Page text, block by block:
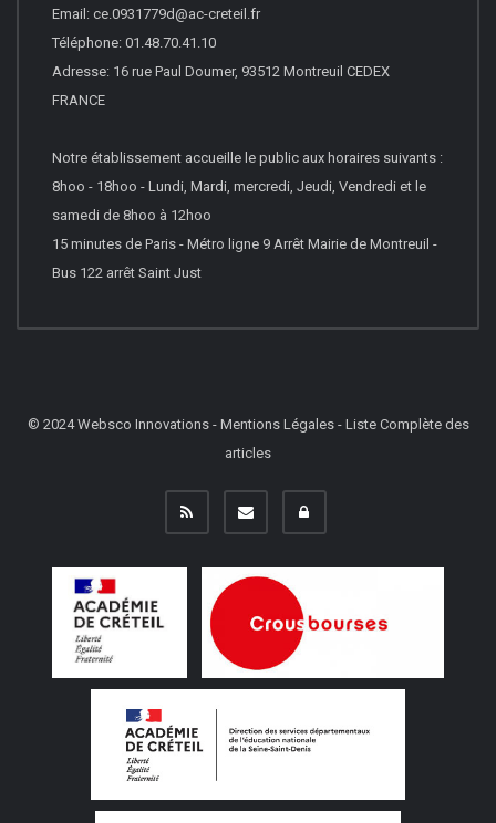
Email: ce.0931779d@ac-creteil.fr
Téléphone: 01.48.70.41.10
Adresse: 16 rue Paul Doumer, 93512 Montreuil CEDEX
FRANCE
Notre établissement accueille le public aux horaires suivants :
8hoo - 18hoo - Lundi, Mardi, mercredi, Jeudi, Vendredi et le
samedi de 8hoo à 12hoo
15 minutes de Paris - Métro ligne 9 Arrêt Mairie de Montreuil -
Bus 122 arrêt Saint Just
© 2024Websco Innovations- Mentions Légales- Liste Complète des
articles